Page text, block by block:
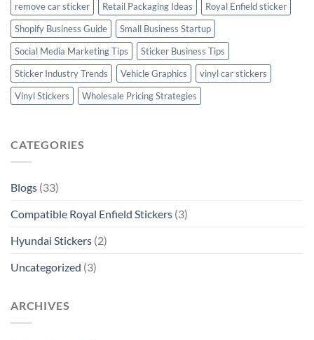
remove car sticker
Retail Packaging Ideas
Royal Enfield sticker
Shopify Business Guide
Small Business Startup
Social Media Marketing Tips
Sticker Business Tips
Sticker Industry Trends
Vehicle Graphics
vinyl car stickers
Vinyl Stickers
Wholesale Pricing Strategies
CATEGORIES
Blogs (33)
Compatible Royal Enfield Stickers (3)
Hyundai Stickers (2)
Uncategorized (3)
ARCHIVES